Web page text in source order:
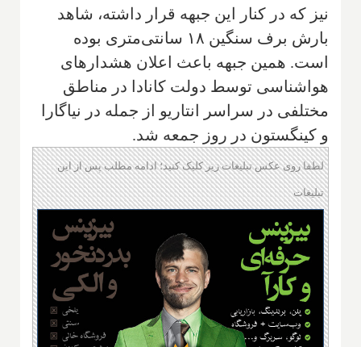
نیز که در کنار این جبهه قرار داشته، شاهد
بارش برف سنگین ۱۸ سانتی‌متری بوده
است. همین جبهه باعث اعلان هشدارهای
هواشناسی توسط دولت کانادا در مناطق
مختلفی در سراسر انتاریو از جمله در نیاگارا
و کینگستون در روز جمعه شد.
لطفا روی عکس تبلیغات زیر کلیک کنید؛ ادامه مطلب پس از این
تبلیغات